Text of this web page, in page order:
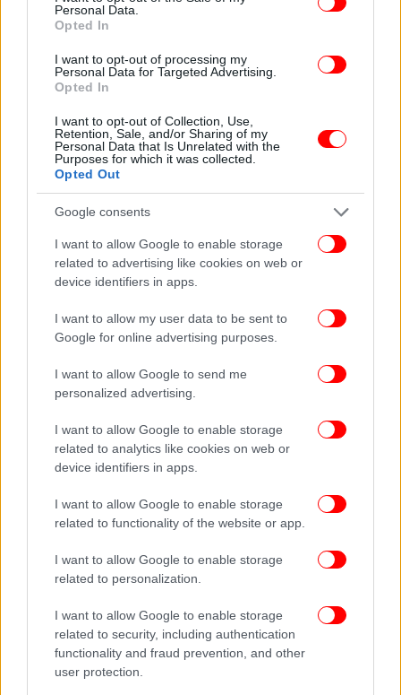
Personal Data.
Opted In
I want to opt-out of processing my
Personal Data for Targeted Advertising.
Opted In
I want to opt-out of Collection, Use,
Retention, Sale, and/or Sharing of my
Personal Data that Is Unrelated with the
Purposes for which it was collected.
Opted Out
Google consents
I want to allow Google to enable storage
related to advertising like cookies on web or
device identifiers in apps.
I want to allow my user data to be sent to
Google for online advertising purposes.
I want to allow Google to send me
personalized advertising.
I want to allow Google to enable storage
related to analytics like cookies on web or
device identifiers in apps.
I want to allow Google to enable storage
related to functionality of the website or app.
I want to allow Google to enable storage
related to personalization.
I want to allow Google to enable storage
related to security, including authentication
functionality and fraud prevention, and other
user protection.
κινητό του τηλέφωνο κατά τη διάρκεια της
Η έρευνα στο κινητό του Ισάκ Άντικ έδειξε ότι είχε
πεζοπορίας, ενώ το τηλέφωνο βρέθηκε στην τσέπη
του μετά τον θάνατό του.
ΚΟΣΜΟΣ 19/05/2026 18:15
Θάνατος ιδρυτή των Mango: Ο γιος του αφέθηκε ελεύθερος με
εγγύηση ενός εκατομμυρίου ευρώ και περιοριστικούς όρους
Παράλληλα, οι αστυνομικές αρχές θεωρούν ύποπτο
το γεγονός ότι ο Τζόναθαν Άντικ είχε επισκεφθεί
τραγωδία, κάτι που - σύμφωνα με τους ερευνητές -
ενδέχεται να υποδηλώνει προετοιμασία φόνου.